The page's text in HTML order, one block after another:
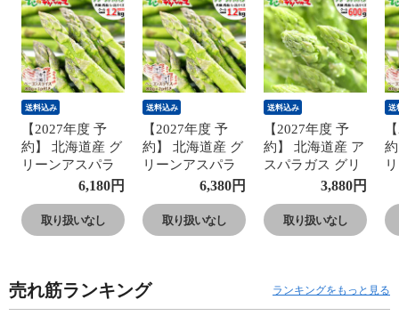
送料込み
【2027年度 予
約】 北海道産 グ
リーンアスパラ
＆ベーコンセッ
ト 1.2kg (共撰/L-
2Lサイズ/ベーコ
ン80g×1p/クール
リーンアスパラ
ガス 春ギフト ギ
6,180円
取り扱いなし
送料込み
【2027年度 予
約】 北海道産 グ
リーンアスパラ
＆ベーコンセッ
ト 1.2kg (共撰/L-
2Lサイズ/ベーコ
ン80g×2p/クール
リーンアスパラ
ガス 春ギフト ギ
6,380円
取り扱いなし
送料込み
【2027年度 予
約】 北海道産 ア
スパラガス グリ
ーンアスパラ
600g (共撰/L-2L
サイズ/クール冷
蔵) アスパラ ア
ス 春ギフト ギフ
ト 贈り物 お祝い
3,880円
取り扱いなし
送
売れ筋ランキング ランキングをもっと見る